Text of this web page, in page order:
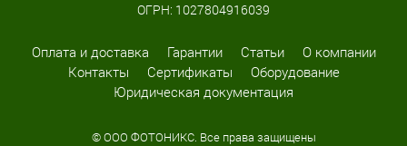
ОГРН: 1027804916039
Оплата и доставка Гарантии Статьи
О компании
Контакты
Сертификаты
Оборудование
Юридическая документация
© ООО ФОТОНИКС. Все права защищены